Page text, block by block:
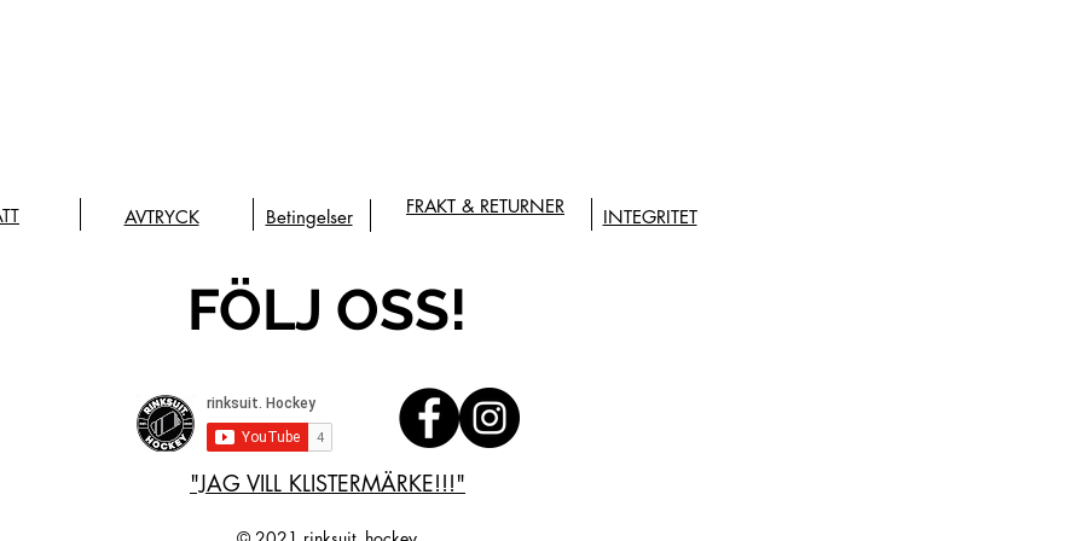
AVTRYCK Betingelser FRAKT & RETURNER INTEGRITET
FÖLJ OSS!
"JAG VILL KLISTERMÄRKE!!!"